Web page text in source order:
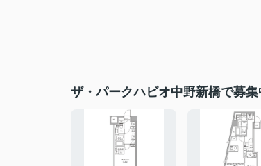
ザ・パークハビオ中野新橋で募